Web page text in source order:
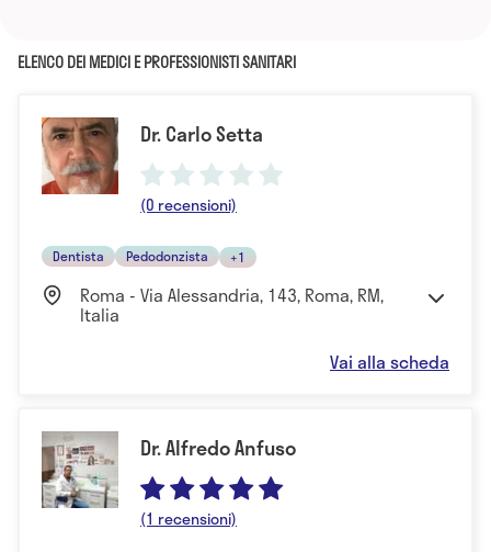
ELENCO DEI MEDICI E PROFESSIONISTI SANITARI
Dr. Carlo Setta
(0 recensioni)
Dentista Pedodonzista +1
Roma - Via Alessandria, 143, Roma, RM,
Italia
Vai alla scheda
Dr. Alfredo Anfuso
(1 recensioni)